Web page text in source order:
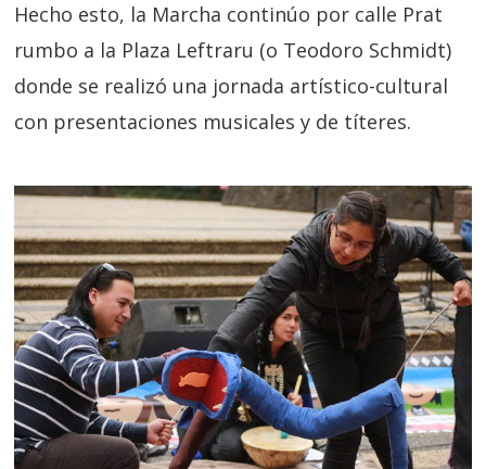
Hecho esto, la Marcha continúo por calle Prat
rumbo a la Plaza Leftraru (o Teodoro Schmidt)
donde se realizó una jornada artístico-cultural
con presentaciones musicales y de títeres.